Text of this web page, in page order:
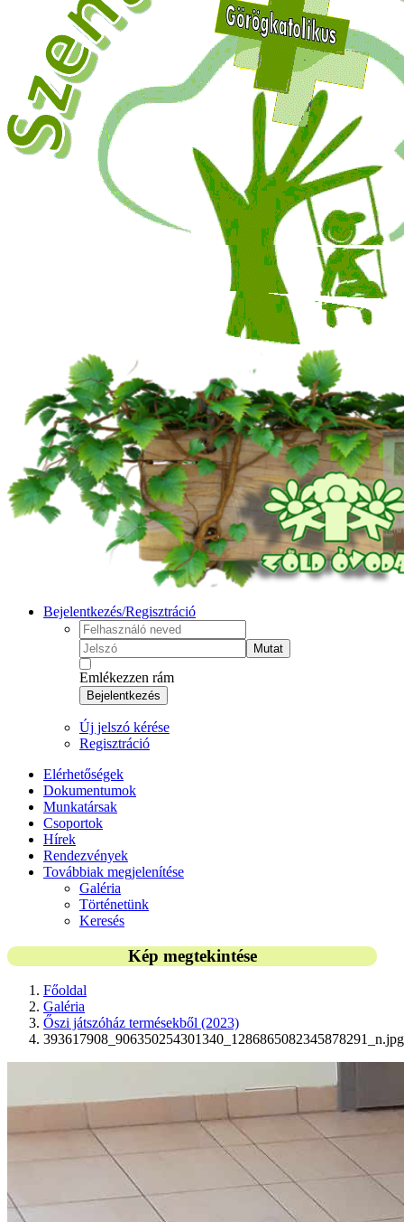
Bejelentkezés/Regisztráció
Mutat
Emlékezzen rám
Bejelentkezés
Új jelszó kérése
Regisztráció
Elérhetőségek
Dokumentumok
Munkatársak
Csoportok
Hírek
Rendezvények
Továbbiak megjelenítése
Galéria
Történetünk
Keresés
Kép megtekintése
Főoldal
Galéria
Őszi játszóház termésekből (2023)
393617908_906350254301340_1286865082345878291_n.jpg